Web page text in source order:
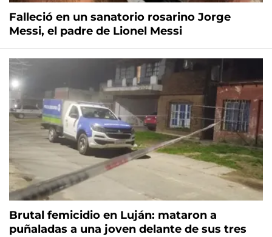
Falleció en un sanatorio rosarino Jorge
Messi, el padre de Lionel Messi
Brutal femicidio en Luján: mataron a
puñaladas a una joven delante de sus tres